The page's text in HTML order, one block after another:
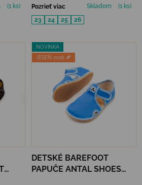
(1 ks)
Pozrieť viac Skladom
(1 ks)
23
24 25 26
NOVINKA
JESEŇ 2026 🍂
DETSKÉ BAREFOOT
PAPUČE ANTAL SHOES